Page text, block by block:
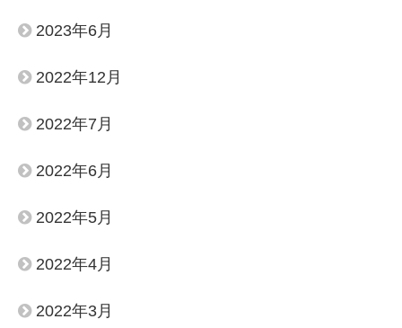
2023年6月
2022年12月
2022年7月
2022年6月
2022年5月
2022年4月
2022年3月